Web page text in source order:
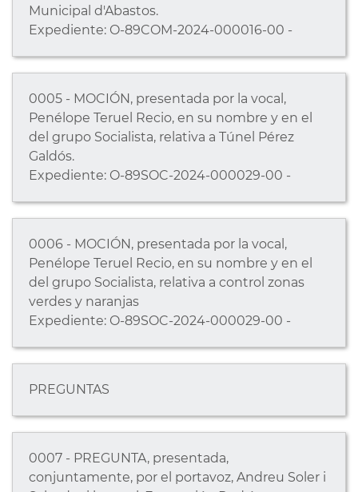
Municipal d'Abastos.
Expediente: O-89COM-2024-000016-00 -
0005 - MOCIÓN, presentada por la vocal,
Penélope Teruel Recio, en su nombre y en el
del grupo Socialista, relativa a Túnel Pérez
Galdós.
Expediente: O-89SOC-2024-000029-00 -
0006 - MOCIÓN, presentada por la vocal,
Penélope Teruel Recio, en su nombre y en el
del grupo Socialista, relativa a control zonas
verdes y naranjas
Expediente: O-89SOC-2024-000029-00 -
PREGUNTAS
0007 - PREGUNTA, presentada,
conjuntamente, por el portavoz, Andreu Soler i